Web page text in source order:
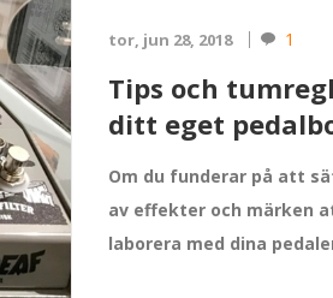
tor, jun 28, 2018 1
Tips och
ditt eget
Om du funderar på att
av effekter och märken
laborera med dina